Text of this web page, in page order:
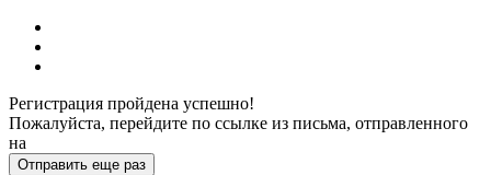
Регистрация пройдена успешно!
Пожалуйста, перейдите по ссылке из письма, отправленного
на
Отправить еще раз